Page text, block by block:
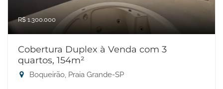
R$ 1.300.000
Cobertura Duplex à Venda com 3
quartos, 154m²
Boqueirão, Praia Grande-SP